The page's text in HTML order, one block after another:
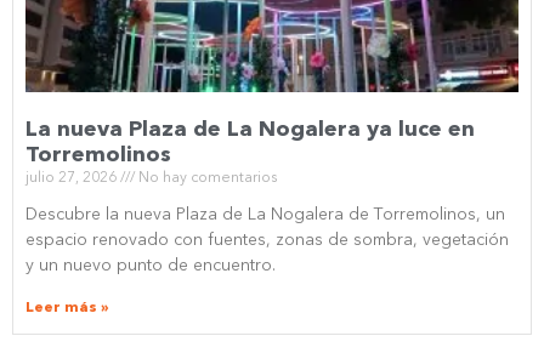
La nueva Plaza de La Nogalera ya luce en
Torremolinos
julio 27, 2026 No hay comentarios
Descubre la nueva Plaza de La Nogalera de Torremolinos, un
espacio renovado con fuentes, zonas de sombra, vegetación
y un nuevo punto de encuentro.
Leer más »